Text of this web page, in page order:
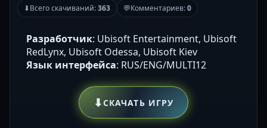
⬇Всего скачиваний:363 💬Комментариев:0
Разработчик: Ubisoft Entertainment, Ubisoft
RedLynx, Ubisoft Odessa, Ubisoft Kiev
Язык интерфейса: RUS/ENG/MULTI12
⬇СКАЧАТЬ ИГРУ